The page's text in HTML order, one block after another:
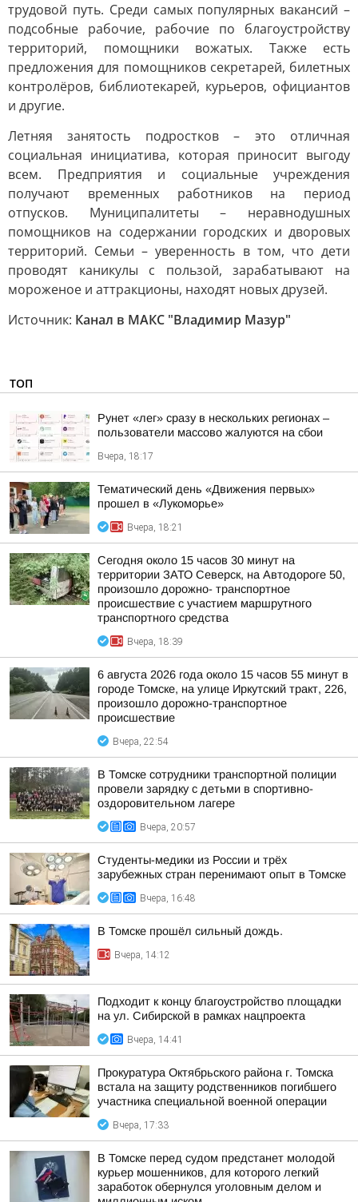
трудовой путь. Среди самых популярных вакансий –
подсобные рабочие, рабочие по благоустройству
территорий, помощники вожатых. Также есть
предложения для помощников секретарей, билетных
контролёров, библиотекарей, курьеров, официантов
и другие.
Летняя занятость подростков – это отличная
социальная инициатива, которая приносит выгоду
всем. Предприятия и социальные учреждения
получают временных работников на период
отпусков. Муниципалитеты – неравнодушных
помощников на содержании городских и дворовых
территорий. Семьи – уверенность в том, что дети
проводят каникулы с пользой, зарабатывают на
мороженое и аттракционы, находят новых друзей.
Источник: Канал в МАКС "Владимир Мазур"
ТОП
Рунет «лег» сразу в нескольких регионах –
пользователи массово жалуются на сбои
Вчера, 18:17
Тематический день «Движения первых»
прошел в «Лукоморье»
Вчера, 18:21
Сегодня около 15 часов 30 минут на
территории ЗАТО Северск, на Автодороге 50,
произошло дорожно- транспортное
происшествие с участием маршрутного
транспортного средства
Вчера, 18:39
6 августа 2026 года около 15 часов 55 минут в
городе Томске, на улице Иркутский тракт, 226,
произошло дорожно-транспортное
происшествие
Вчера, 22:54
В Томске сотрудники транспортной полиции
провели зарядку с детьми в спортивно-
оздоровительном лагере
Вчера, 20:57
Студенты-медики из России и трёх
зарубежных стран перенимают опыт в Томске
Вчера, 16:48
В Томске прошёл сильный дождь.
Вчера, 14:12
Подходит к концу благоустройство площадки
на ул. Сибирской в рамках нацпроекта
Вчера, 14:41
Прокуратура Октябрьского района г. Томска
встала на защиту родственников погибшего
участника специальной военной операции
Вчера, 17:33
В Томске перед судом предстанет молодой
курьер мошенников, для которого легкий
заработок обернулся уголовным делом и